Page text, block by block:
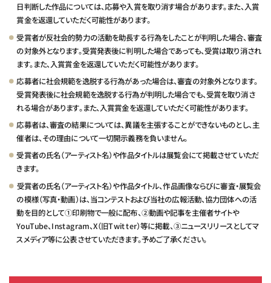
日判断した作品については、応募や入賞を取り消す場合があります。また、入賞
賞金を返還していただく可能性があります。
受賞者が反社会的勢力の活動を助長する行為をしたことが判明した場合、審査
の対象外となります。受賞発表後に判明した場合であっても、受賞は取り消され
ます。また、入賞賞金を返還していただく可能性があります。
応募者に社会規範を逸脱する行為があった場合は、審査の対象外となります。
受賞発表後に社会規範を逸脱する行為が判明した場合でも、受賞を取り消さ
れる場合があります。また、入賞賞金を返還していただく可能性があります。
応募者は、審査の結果については、異議を主張することができないものとし、主
催者は、その理由について一切開示義務を負いません。
受賞者の氏名（アーティスト名）や作品タイトルは展覧会にて掲載させていただ
きます。
受賞者の氏名（アーティスト名）や作品タイトル、作品画像ならびに審査・展覧会
の模様（写真・動画）は、当コンテストおよび当社の広報活動、協力団体への活
動を目的として①印刷物で一般に配布、②動画や記事を主催者サイトや
YouTube、Instagram、X（旧Twitter）等に掲載、③ニュースリリースとしてマ
スメディア等に公表させていただきます。予めご了承ください。